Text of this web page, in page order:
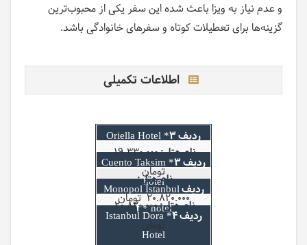
و عدم نیاز به ویزا باعث شده این سفر یکی از محبوب‌ترین
گزینه‌ها برای تعطیلات کوتاه و سفرهای خانوادگی باشد.
اطلاعات تکمیلی
3* Oriella Hotel
19.330.000
تومان
3* Cuento Taksim
hotel
20.820.000 تومان
Monopol Istanbul
3* hotel
20.820.000
تومان
4* Istanbul Dora
Hotel